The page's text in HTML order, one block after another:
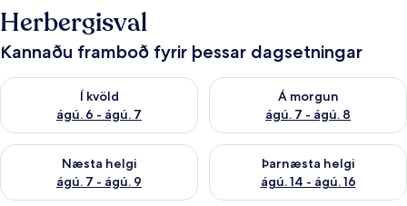
Herbergisval
Kannaðu framboð fyrir þessar dagsetningar
Í kvöld
ágú. 6 - ágú. 7
Athuga framboð í kvöld ágú. 6 - ágú. 7
Á morgun
ágú. 7 - ágú. 8
Athuga framboð á morgun
Næsta helgi
ágú. 7 - ágú. 9
Athuga framboð næstu helgi ágú. 7 - ágú. 9
Þarnæsta helgi
ágú. 14 - ágú. 16
Athuga framboð þarnæstu